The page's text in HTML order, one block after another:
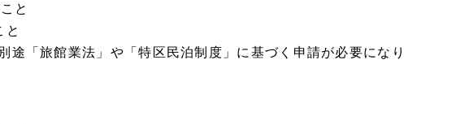
と
と
途「旅館業法」や「特区民泊制度」に基づく申請が必要になり